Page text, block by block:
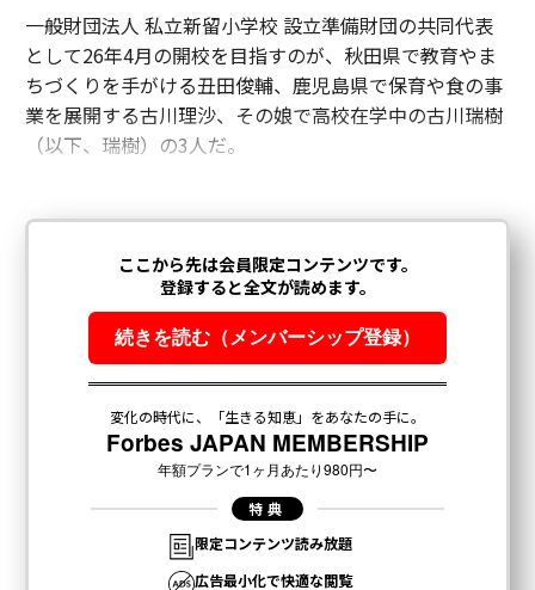
一般財団法人 私立新留小学校 設立準備財団の共同代表
として26年4月の開校を目指すのが、秋田県で教育やま
ちづくりを手がける丑田俊輔、鹿児島県で保育や食の事
業を展開する古川理沙、その娘で高校在学中の古川瑞樹
（以下、瑞樹）の3人だ。